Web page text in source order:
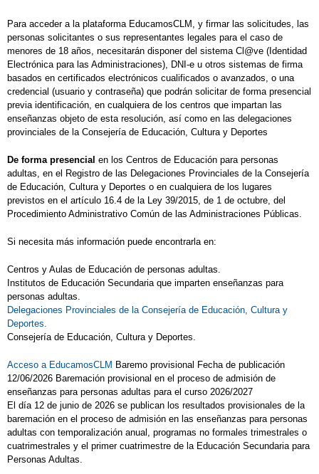
Para acceder a la plataforma EducamosCLM, y firmar las solicitudes, las
personas solicitantes o sus representantes legales para el caso de
menores de 18 años, necesitarán disponer del sistema Cl@ve (Identidad
Electrónica para las Administraciones), DNI-e u otros sistemas de firma
basados en certificados electrónicos cualificados o avanzados, o una
credencial (usuario y contraseña) que podrán solicitar de forma presencial
previa identificación, en cualquiera de los centros que impartan las
enseñanzas objeto de esta resolución, así como en las delegaciones
provinciales de la Consejería de Educación, Cultura y Deportes
De forma presencial en los Centros de Educación para personas
adultas, en el Registro de las Delegaciones Provinciales de la Consejería
de Educación, Cultura y Deportes o en cualquiera de los lugares
previstos en el artículo 16.4 de la Ley 39/2015, de 1 de octubre, del
Procedimiento Administrativo Común de las Administraciones Públicas.
Si necesita más información puede encontrarla en:
Centros y Aulas de Educación de personas adultas.
Institutos de Educación Secundaria que imparten enseñanzas para
personas adultas.
Delegaciones Provinciales de la Consejería de Educación, Cultura y
Deportes.
Consejería de Educación, Cultura y Deportes.
Acceso a EducamosCLM Baremo provisional Fecha de publicación
12/06/2026 Baremación provisional en el proceso de admisión de
enseñanzas para personas adultas para el curso 2026/2027
El día 12 de junio de 2026 se publican los resultados provisionales de la
baremación en el proceso de admisión en las enseñanzas para personas
adultas con temporalización anual, programas no formales trimestrales o
cuatrimestrales y el primer cuatrimestre de la Educación Secundaria para
Personas Adultas.